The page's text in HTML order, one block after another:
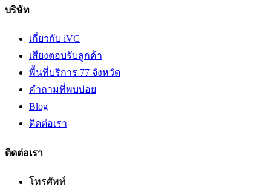
บริษัท
เกี่ยวกับ iVC
เสียงตอบรับลูกค้า
พื้นที่บริการ 77 จังหวัด
คำถามที่พบบ่อย
Blog
ติดต่อเรา
ติดต่อเรา
โทรศัพท์